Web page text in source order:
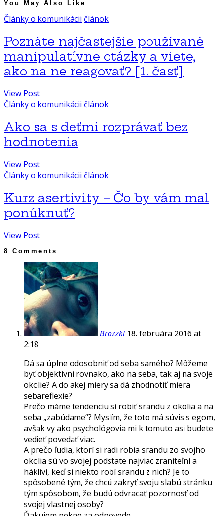
You May Also Like
Články o komunikácii článok
Poznáte najčastejšie používané
manipulatívne otázky a viete,
ako na ne reagovať? [1. časť]
View Post
Články o komunikácii článok
Ako sa s deťmi rozprávať bez
hodnotenia
View Post
Články o komunikácii článok
Kurz asertivity – Čo by vám mal
ponúknuť?
View Post
8 Comments
Brozzki 18. februára 2016 at
2:18
Dá sa úplne odosobniť od seba samého? Môžeme
byť objektívni rovnako, ako na seba, tak aj na svoje
okolie? A do akej miery sa dá zhodnotiť miera
sebareflexie?
Prečo máme tendenciu si robiť srandu z okolia a na
seba „zabúdame“? Myslím, že toto má súvis s egom,
avšak vy ako psychológovia mi k tomuto asi budete
vedieť povedať viac.
A prečo ľudia, ktorí si radi robia srandu zo svojho
okolia sú vo svojej podstate najviac zraniteľní a
hákliví, keď si niekto robí srandu z nich? Je to
spôsobené tým, že chcú zakryť svoju slabú stránku
tým spôsobom, že budú odvracať pozornosť od
svojej vlastnej osoby?